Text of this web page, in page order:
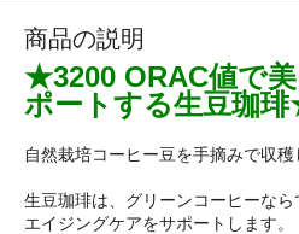
商品の説明
★3200 ORAC値で
ポートする生豆珈
自然栽培コーヒー豆を手摘みで収穫
生豆珈琲は、グリーンコーヒーな
エイジングケアをサポートします。